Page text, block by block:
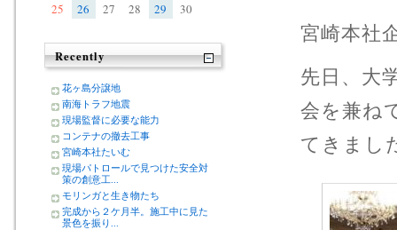
宮崎本社
先日、大
会を兼ね
てきまし
25
26 27 28 29 30
Recently
花ヶ島分譲地
南海トラフ地震
現場監督に必要な能力
コンテナの撤去工事
宮崎本社たいむ
現場パトロールで見つけた安全対
策の創意工...
モリンガと生き物たち
完成から２ケ月半。施工中に見た
景色を振り...